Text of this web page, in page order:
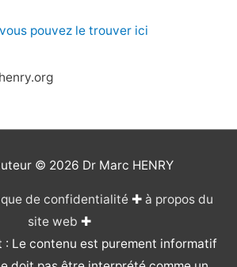
pouvez le trouver ici
© 2026 Dr Marc HENRY
de confidentialité✚ à propos du
site web ✚
Le contenu est purement informatif